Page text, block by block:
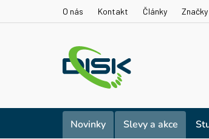
O nás Kontakt Články Značky
Novinky Slevy a akce